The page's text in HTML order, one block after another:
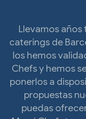
Llevamos
caterings de
los hemos
Chefs y hemos
ponerlos a
propuestas
puedas